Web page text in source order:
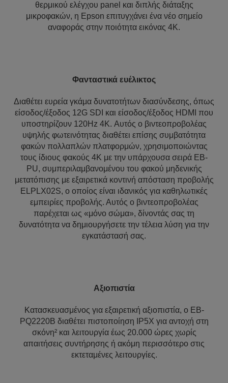
θερμικού ελέγχου panel και διπλής διάταξης
μικροφακών, η Epson επιτυγχάνει ένα νέο σημείο
αναφοράς στην ποιότητα εικόνας 4K.
Φανταστικά ευέλικτος
Διαθέτει ευρεία γκάμα δυνατοτήτων διασύνδεσης, όπως
είσοδος/έξοδος 12G SDI και είσοδος/έξοδος HDMI που
υποστηρίζουν 120Hz 4K. Αυτός ο βιντεοπροβολέας
υψηλής φωτεινότητας διαθέτει επίσης συμβατότητα
φακών πολλαπλών πλατφορμών, χρησιμοποιώντας
τους ίδιους φακούς 4K με την υπάρχουσα σειρά EB-
PU, συμπεριλαμβανομένου του φακού μηδενικής
μετατόπισης με εξαιρετικά κοντινή απόσταση προβολής
ELPLX02S, ο οποίος είναι ιδανικός για καθηλωτικές
εμπειρίες προβολής. Αυτός ο βιντεοπροβολέας
παρέχεται ως «μόνο σώμα», δίνοντάς σας τη
δυνατότητα να δημιουργήσετε την τέλεια λύση για την
εγκατάστασή σας.
Αξιοπιστία
Κατασκευασμένος για εξαιρετική αξιοπιστία, ο EB-
PQ2220B διαθέτει πιστοποίηση IP5X για αντοχή στη
σκόνη² και λειτουργία έως 20.000 ώρες χωρίς
απαιτήσεις συντήρησης ή ακόμη περισσότερο στις
εκτεταμένες λειτουργίες.